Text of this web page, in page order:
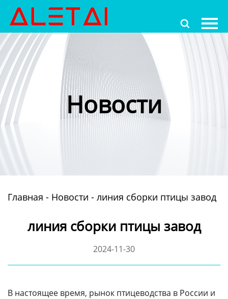

Главная
Продукция
Новости
О Hас
Контакты Новости
Главная - Новости - линия сборки птицы завод
линия сборки птицы завод
2024-11-30
В настоящее время, рынок птицеводства в России и